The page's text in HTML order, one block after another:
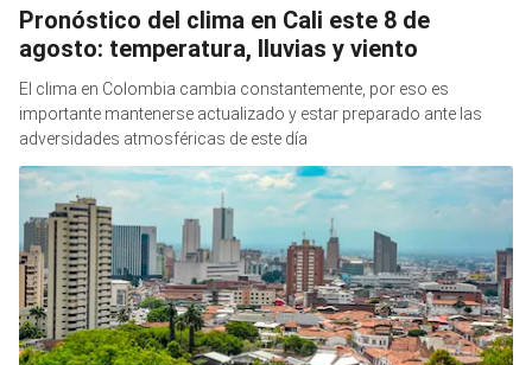
Pronóstico del clima en Cali este 8 de
agosto: temperatura, lluvias y viento
El clima en Colombia cambia constantemente, por eso es
importante mantenerse actualizado y estar preparado ante las
adversidades atmosféricas de este día